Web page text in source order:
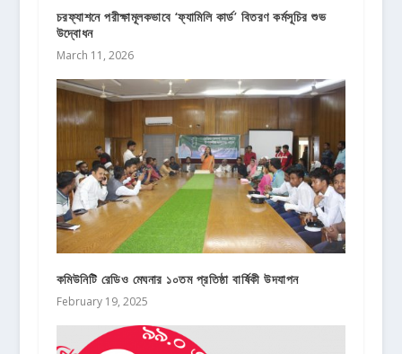
চরফ্যাশনে পরীক্ষামূলকভাবে ‘ফ্যামিলি কার্ড’ বিতরণ কর্মসূচির শুভ
উদ্বোধন
March 11, 2026
কমিউনিটি রেডিও মেঘনার ১০তম প্রতিষ্ঠা বার্ষিকী উদযাপন
February 19, 2025